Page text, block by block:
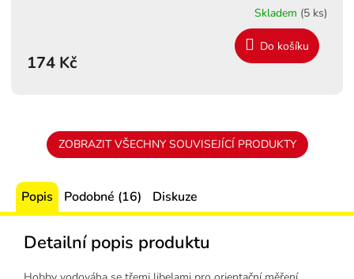
Skladem (5 ks)
174 Kč
Do košíku
ZOBRAZIT VŠECHNY SOUVISEJÍCÍ PRODUKTY
Popis Podobné (16) Diskuze
Detailní popis produktu